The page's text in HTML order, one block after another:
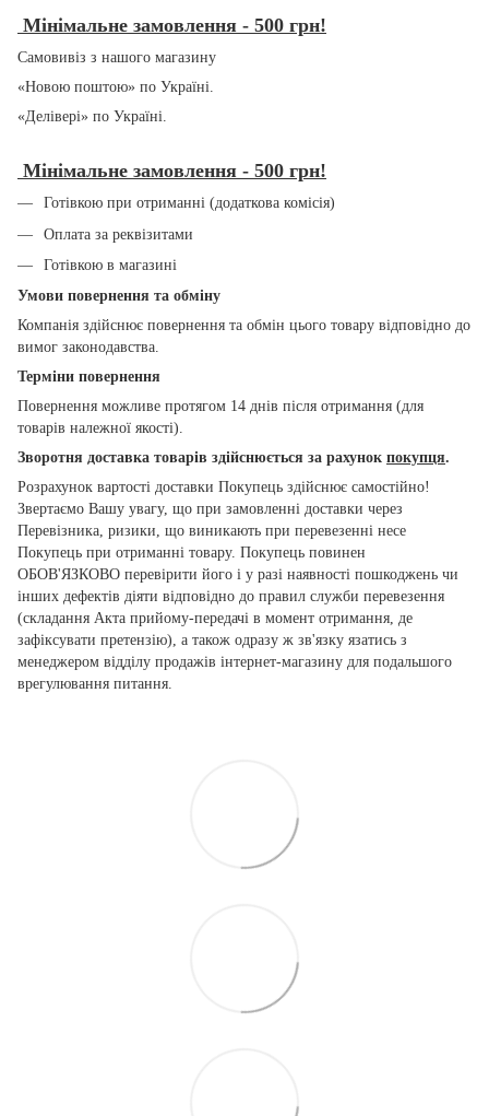
Мінімальне замовлення - 500 грн!
Самовивіз з нашого магазину
«Новою поштою» по Україні.
«Делівері» по Україні.
Мінімальне замовлення - 500 грн!
Готівкою при отриманні (додаткова комісія)
Оплата за реквізитами
Готівкою в магазині
Умови повернення та обміну
Компанія здійснює повернення та обмін цього товару відповідно до
вимог законодавства.
Терміни повернення
Повернення можливе протягом 14 днів після отримання (для
товарів належної якості).
Зворотня доставка товарів здійснюється за рахунок покупця.
Розрахунок вартості доставки Покупець здійснює самостійно!
Звертаємо Вашу увагу, що при замовленні доставки через
Перевізника, ризики, що виникають при перевезенні несе
Покупець при отриманні товару. Покупець повинен
ОБОВ'ЯЗКОВО перевірити його і у разі наявності пошкоджень чи
інших дефектів діяти відповідно до правил служби перевезення
(складання Акта прийому-передачі в момент отримання, де
зафіксувати претензію), а також одразу ж зв'язку язатись з
менеджером відділу продажів інтернет-магазину для подальшого
врегулювання питання.